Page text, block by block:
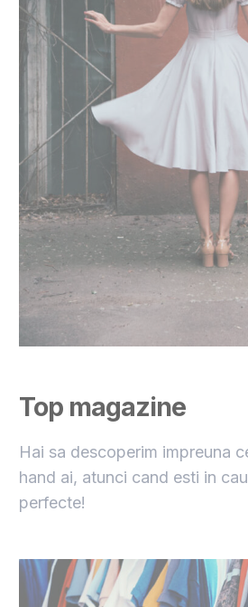
Top magazine
Hai sa descoperim impreuna
hand ai, atunci cand esti in
perfecte!